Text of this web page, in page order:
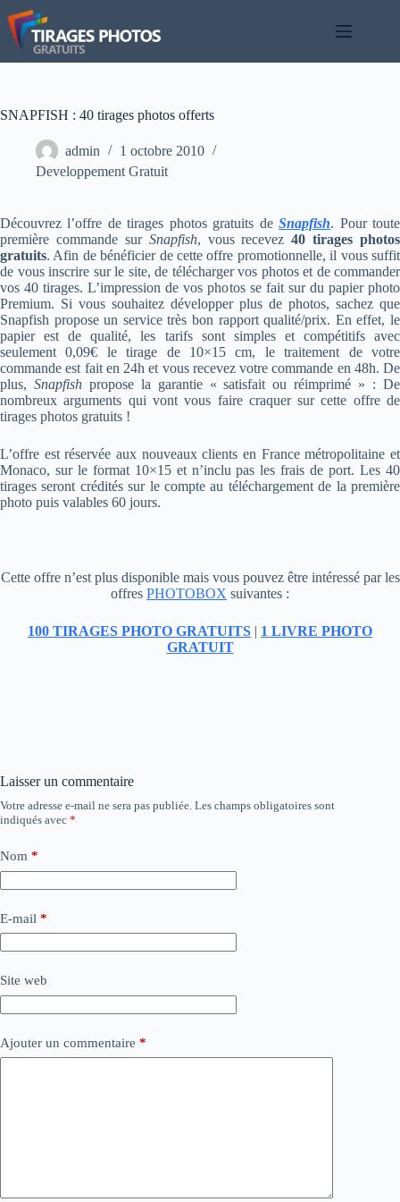
Passer
au
contenu
SNAPFISH : 40 tirages photos offerts
admin
1 octobre 2010
Developpement Gratuit
Découvrez l’offre de tirages photos gratuits deSnapfish. Pour toute
première commande sur Snapfish, vous recevez40 tirages photos
gratuits. Afin de bénéficier de cette offre promotionnelle, il vous suffit
de vous inscrire sur le site, de télécharger vos photos et de commander
vos 40 tirages. L’impression de vos photos se fait sur du papier photo
Premium. Si vous souhaitez développer plus de photos, sachez que
Snapfish propose un service très bon rapport qualité/prix. En effet, le
papier est de qualité, les tarifs sont simples et compétitifs avec
seulement 0,09€ le tirage de 10×15 cm, le traitement de votre
commande est fait en 24h et vous recevez votre commande en 48h. De
plus, Snapfishpropose la garantie « satisfait ou réimprimé » : De
nombreux arguments qui vont vous faire craquer sur cette offre de
tirages photos gratuits !
L’offre est réservée aux nouveaux clients en France métropolitaine et
Monaco, sur le format 10×15 et n’inclu pas les frais de port. Les 40
tirages seront crédités sur le compte au téléchargement de la première
photo puis valables 60 jours.
Cette offre n’est plus disponible mais vous pouvez être intéressé par les
offres PHOTOBOX suivantes :
100 TIRAGES PHOTO GRATUITS | 1 LIVRE PHOTO
GRATUIT
Laisser un commentaire
Votre adresse e-mail ne sera pas publiée. Les champs obligatoires sont
indiqués avec *
Nom *
E-mail *
Site web
Ajouter un commentaire *